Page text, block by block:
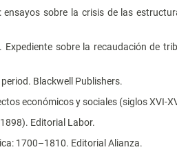
sobre la crisis de las
sobre la recaudación de
Blackwell Publishers.
económicos y sociales (siglos XVI-
Editorial Labor.
1700–1810. Editorial Alianza.